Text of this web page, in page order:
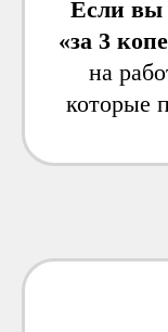
Если вы
«за 3
на
которые